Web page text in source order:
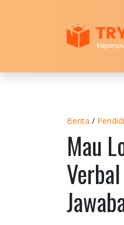
Berita /
Mau